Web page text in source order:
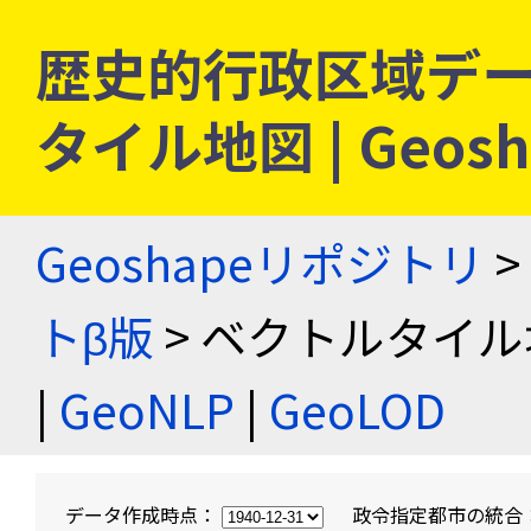
歴史的行政区域デ
タイル地図 |
Geoshapeリポジトリ >
トβ版 > ベクトルタイ
| GeoNLP | GeoLOD
データ作成時点： 政令指定都市の統